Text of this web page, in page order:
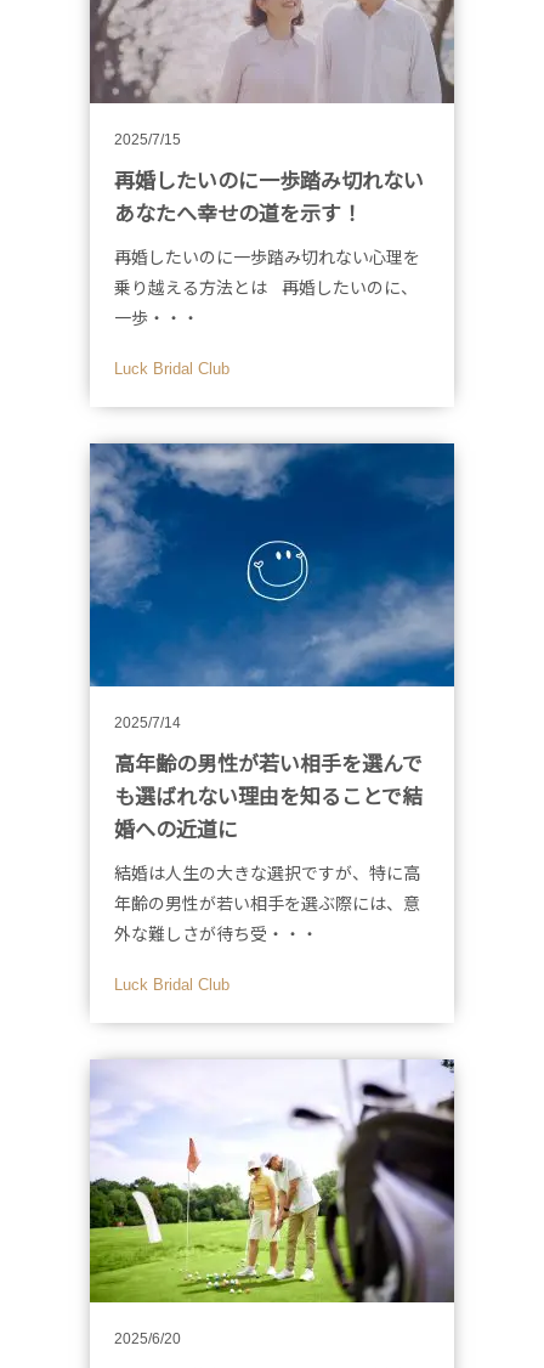
2025/7/15
再婚したいのに一歩踏み切れない
あなたへ幸せの道を示す！
再婚したいのに一歩踏み切れない心理を
乗り越える方法とは 再婚したいのに、
一歩・・・
Luck Bridal Club
2025/7/14
高年齢の男性が若い相手を選んで
も選ばれない理由を知ることで結
婚への近道に
結婚は人生の大きな選択ですが、特に高
年齢の男性が若い相手を選ぶ際には、意
外な難しさが待ち受・・・
Luck Bridal Club
2025/6/20